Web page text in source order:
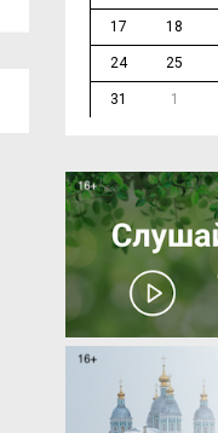
17 18
24 25
31 1